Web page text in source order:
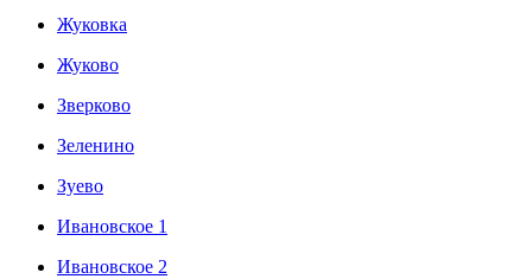
Жуковка
Жуково
Зверково
Зеленино
Зуево
Ивановское 1
Ивановское 2